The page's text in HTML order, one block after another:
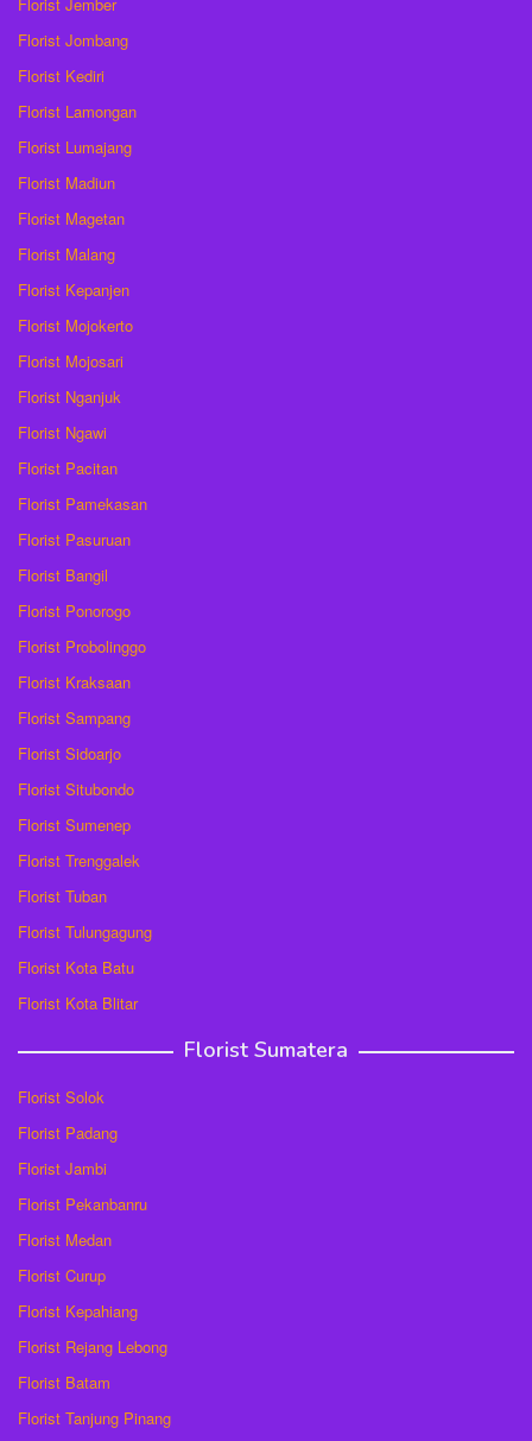
Florist Jombang
Florist Kediri
Florist Lamongan
Florist Lumajang
Florist Madiun
Florist Magetan
Florist Malang
Florist Kepanjen
Florist Mojokerto
Florist Mojosari
Florist Nganjuk
Florist Ngawi
Florist Pacitan
Florist Pamekasan
Florist Pasuruan
Florist Bangil
Florist Ponorogo
Florist Probolinggo
Florist Kraksaan
Florist Sampang
Florist Sidoarjo
Florist Situbondo
Florist Sumenep
Florist Trenggalek
Florist Tuban
Florist Tulungagung
Florist Kota Batu
Florist Kota Blitar
Florist Sumatera
Florist Solok
Florist Padang
Florist Jambi
Florist Pekanbanru
Florist Medan
Florist Curup
Florist Kepahiang
Florist Rejang Lebong
Florist Batam
Florist Tanjung Pinang